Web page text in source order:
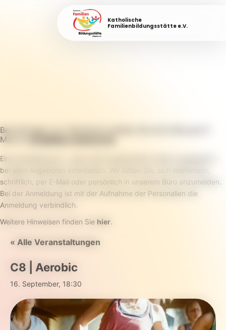
Katholische
Familienbildungsstätte e.V.
Bei Anfragen zur Teilnahme melden Sie sich bitte per E-
Mail an
Eine Anmeldung ist – wenn nicht ausdrücklich anders angegeben –
bei allen Angeboten erforderlich. Wir bitten Sie, sich telefonisch,
schriftlich, per E-Mail oder persönlich in unserem Büro anzumelden.
Bei der Anmeldung ist mit der Aufnahme der Personalien die
Anmeldung verbindlich.
Weitere Hinweisen finden Sie hier.
« Alle Veranstaltungen
C8 | Aerobic
16. September, 18:30